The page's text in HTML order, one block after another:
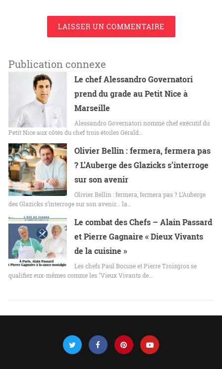
LAISSER UN COMMENTAIRE
Publication connexe
Le chef Alessandro Governatori
prend du grade au Petit Nice à
Marseille
Alessandro Governatori nommé chef exécutif du
Petit Nice aux côtés du chef trois étoiles Gérald…
Olivier Bellin : fermera, fermera pas
? L’Auberge des Glazicks s’interroge
sur son avenir
Olivier Bellin : fermera, fermera pas ? L’Auberge
des Glazicks s’interroge sur son avenir... la…
Le combat des Chefs – Alain Passard
et Pierre Gagnaire « Dieux Vivants
de la cuisine »
Les chefs Paul Bocuse et Pierre Troisgros se
qualifiez eux-mêmes comme les "Vieux Vivants de…